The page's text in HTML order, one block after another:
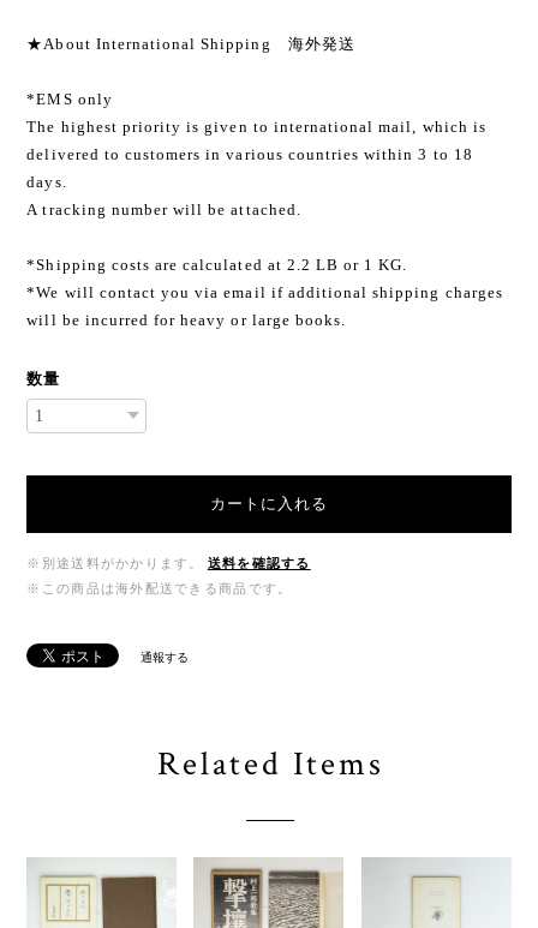
★About International Shipping 海外発送
*EMS only
The highest priority is given to international mail, which is
delivered to customers in various countries within 3 to 18
days.
A tracking number will be attached.
*Shipping costs are calculated at 2.2 LB or 1 KG.
*We will contact you via email if additional shipping charges
will be incurred for heavy or large books.
数量
カートに入れる
※別途送料がかかります。
送料を確認する
※この商品は海外配送できる商品です。
通報する
Related Items